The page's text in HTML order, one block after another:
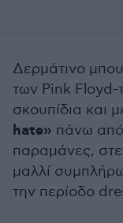
Δερμάτινο
των Pink Floyd-
σκουπίδια και
hate» πάνω
παραμάνες,
μαλλί
την περίοδο